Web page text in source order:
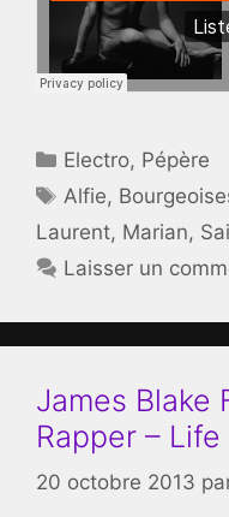
Catégories
Electro, Pépère
Étiquettes
Alfie,
Laurent, Marian,
Laisser un
James Blake
Rapper –
20 octobre 2013